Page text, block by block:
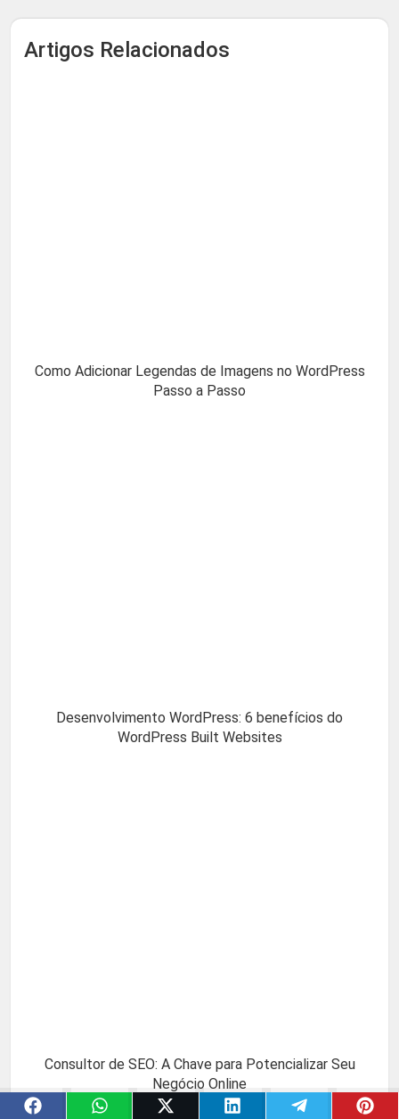
Artigos Relacionados
Como Adicionar Legendas de Imagens no WordPress
Passo a Passo
Desenvolvimento WordPress: 6 benefícios do
WordPress Built Websites
Consultor de SEO: A Chave para Potencializar Seu
Negócio Online